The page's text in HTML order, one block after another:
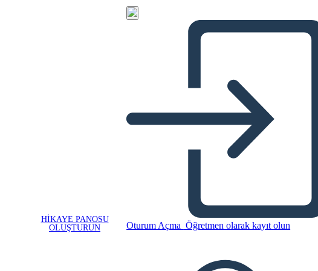
HIKAYE PANOSU
OLUŞTURUN
Oturum Açma Öğretmen olarak kayıt olun